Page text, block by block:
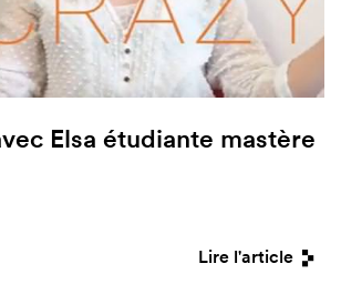
Elsa étudiante mastère
Lire l'article